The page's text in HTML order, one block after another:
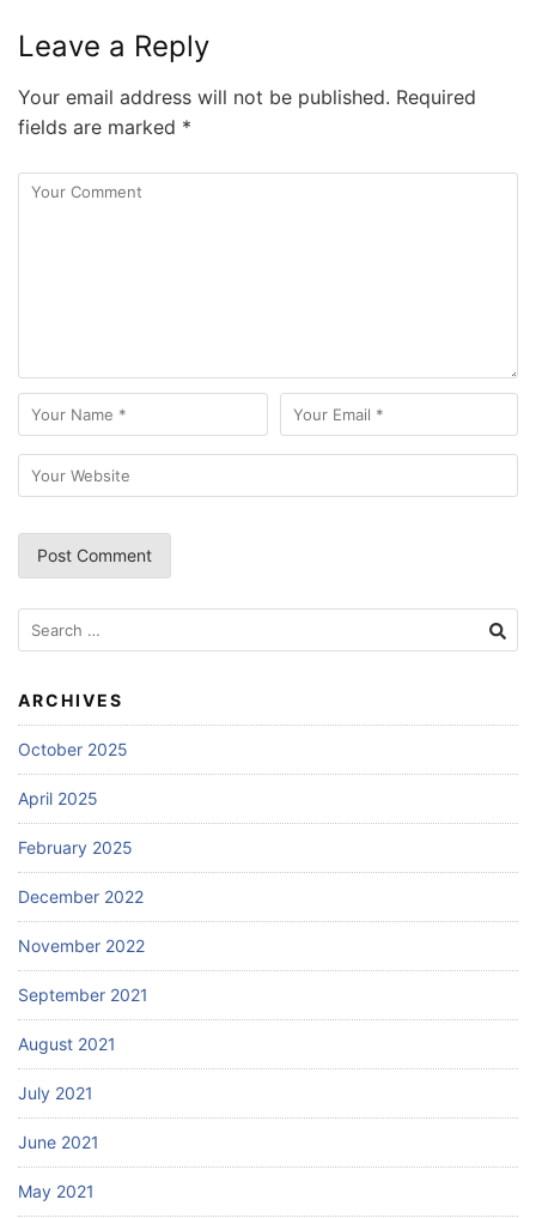
Leave a Reply
Your email address will not be published. Required
fields are marked *
Search
for:
ARCHIVES
October 2025
April 2025
February 2025
December 2022
November 2022
September 2021
August 2021
July 2021
June 2021
May 2021